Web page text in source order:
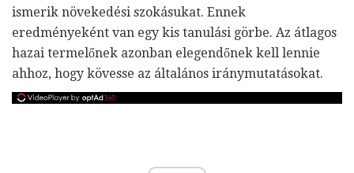
ismerik növekedési szokásukat. Ennek
eredményeként van egy kis tanulási görbe. Az átlagos
hazai termelőnek azonban elegendőnek kell lennie
ahhoz, hogy kövesse az általános iránymutatásokat.